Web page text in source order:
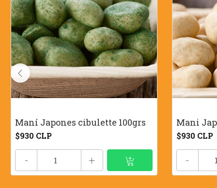
Maní Japones cibulette 100grs
$930 CLP
- +
Mani
$930 CLP
-